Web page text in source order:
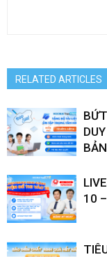
RELATED ARTICLES
10